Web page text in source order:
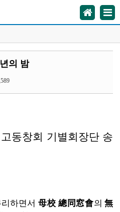
의 밤
창회 기별회장단 송
하면서 母校 總同窓會의 無